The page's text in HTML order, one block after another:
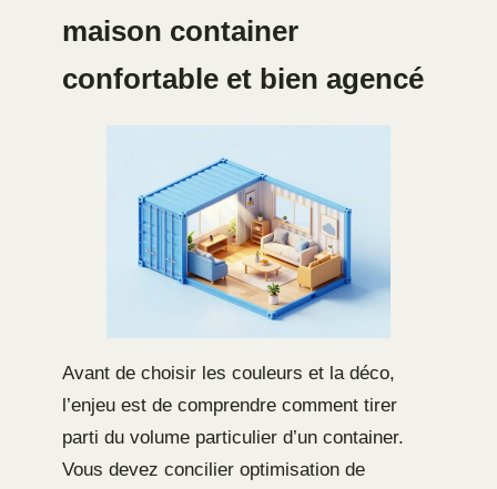
maison container
confortable et bien agencé
Avant de choisir les couleurs et la déco,
l’enjeu est de comprendre comment tirer
parti du volume particulier d’un container.
Vous devez concilier optimisation de